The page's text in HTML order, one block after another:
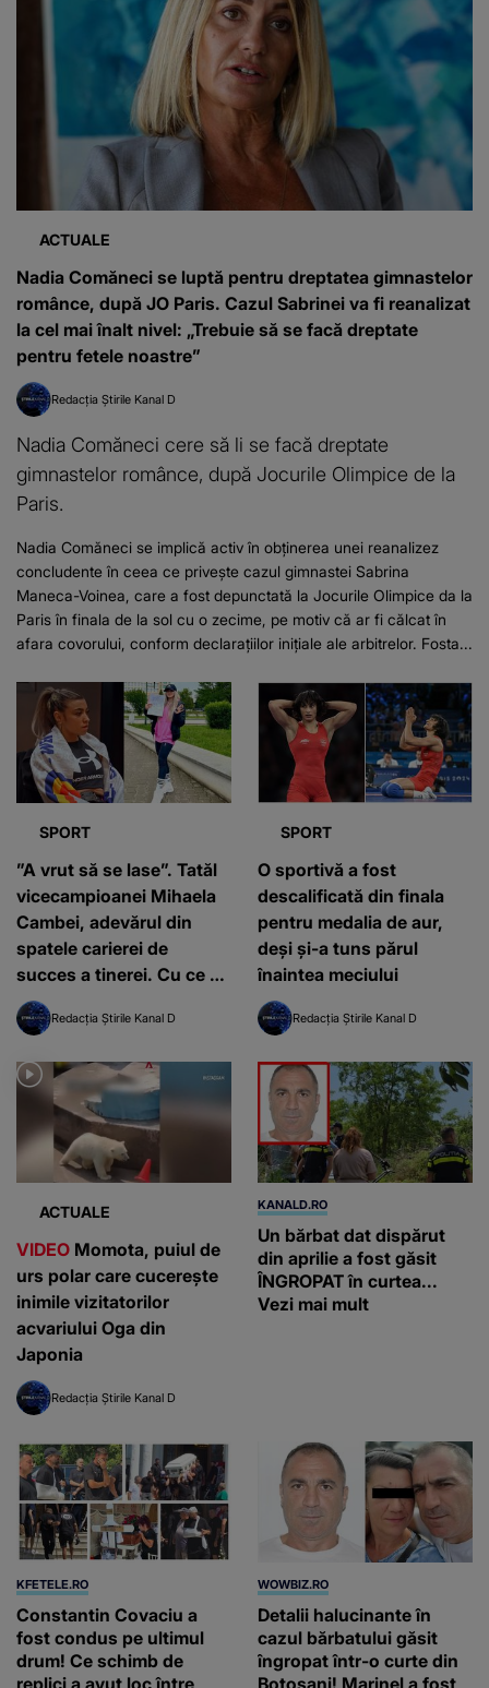
ACTUALE
Nadia Comăneci se luptă pentru dreptatea gimnastelor
românce, după JO Paris. Cazul Sabrinei va fi reanalizat
la cel mai înalt nivel: „Trebuie să se facă dreptate
pentru fetele noastre”
Redacția Știrile Kanal D
Nadia Comăneci cere să li se facă dreptate
gimnastelor românce, după Jocurile Olimpice de la
Paris.
Nadia Comăneci se implică activ în obținerea unei reanalizez
concludente în ceea ce privește cazul gimnastei Sabrina
Maneca-Voinea, care a fost depunctată la Jocurile Olimpice da la
Paris în finala de la sol cu o zecime, pe motiv că ar fi călcat în
afara covorului, conform declarațiilor inițiale ale arbitrelor. Fosta...
SPORT
”A vrut să se lase”. Tatăl
vicecampioanei Mihaela
Cambei, adevărul din
spatele carierei de
succes a tinerei. Cu ce s-
a luptat, de fapt, până să
ajungă la JO 2024
Redacția Știrile Kanal D
SPORT
O sportivă a fost
descalificată din finala
pentru medalia de aur,
deși și-a tuns părul
înaintea meciului
Redacția Știrile Kanal D
ACTUALE
VIDEO Momota, puiul de
urs polar care cucerește
inimile vizitatorilor
acvariului Oga din
Japonia
Redacția Știrile Kanal D
KANALD.RO
Un bărbat dat dispărut
din aprilie a fost găsit
ÎNGROPAT în curtea...
Vezi mai mult
KFETELE.RO
Constantin Covaciu a
fost condus pe ultimul
drum! Ce schimb de
replici a avut loc între
WOWBIZ.RO
Detalii halucinante în
cazul bărbatului găsit
îngropat într-o curte din
Botoșani! Marinel a fost